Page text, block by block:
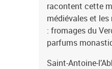
racontent cette
médiévales et
: fromages du
parfums
Saint-Antoine-